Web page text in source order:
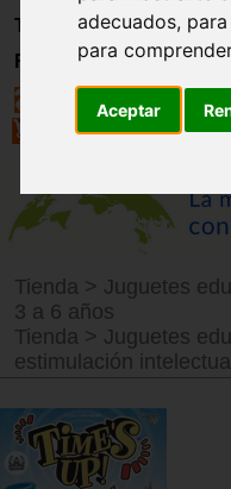
adecuados,
para
Aceptar
Trabajo
Registro
Tienda > Juguetes
3 a 6 años
Tienda > Juguetes
estimulación